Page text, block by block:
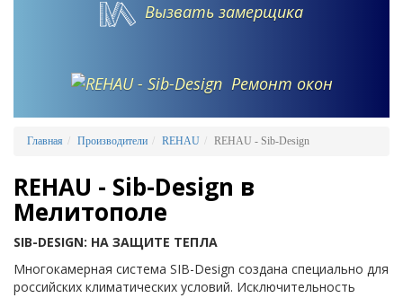
Вызвать замерщика
Ремонт окон
Главная Производители REHAU REHAU - Sib-Design
REHAU - Sib-Design в
Мелитополе
SIB-DESIGN: НА ЗАЩИТЕ ТЕПЛА
Многокамерная система SIB-Design создана специально для
российских климатических условий. Исключительность